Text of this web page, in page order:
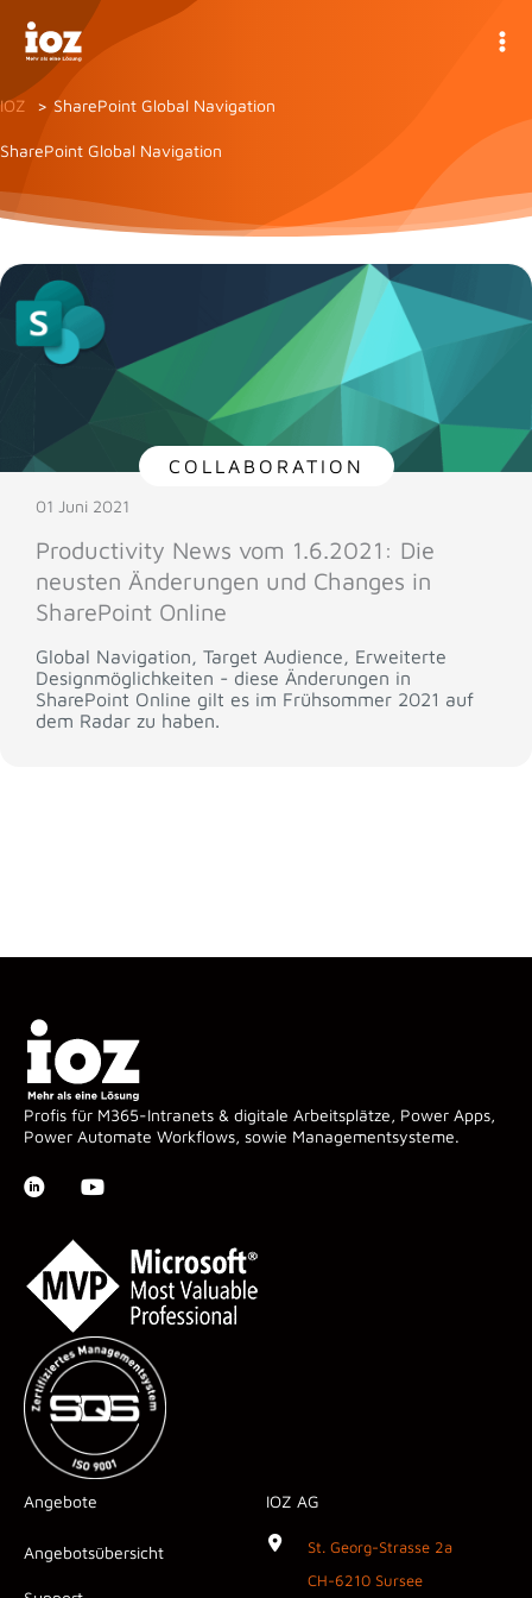
Inhalt
springen
IOZ SharePoint Global Navigation
SharePoint Global Navigation
COLLABORATION
01 Juni 2021
Productivity News vom 1.6.2021: Die
neusten Änderungen und Changes in
SharePoint Online
Global Navigation, Target Audience, Erweiterte
Designmöglichkeiten - diese Änderungen in
SharePoint Online gilt es im Frühsommer 2021 auf
dem Radar zu haben.
Profis für M365-Intranets & digitale Arbeitsplätze, Power Apps,
Power Automate Workflows, sowie Managementsysteme.
Angebote
Angebotsübersicht
IOZ AG
St. Georg-Strasse 2a
CH-6210 Sursee